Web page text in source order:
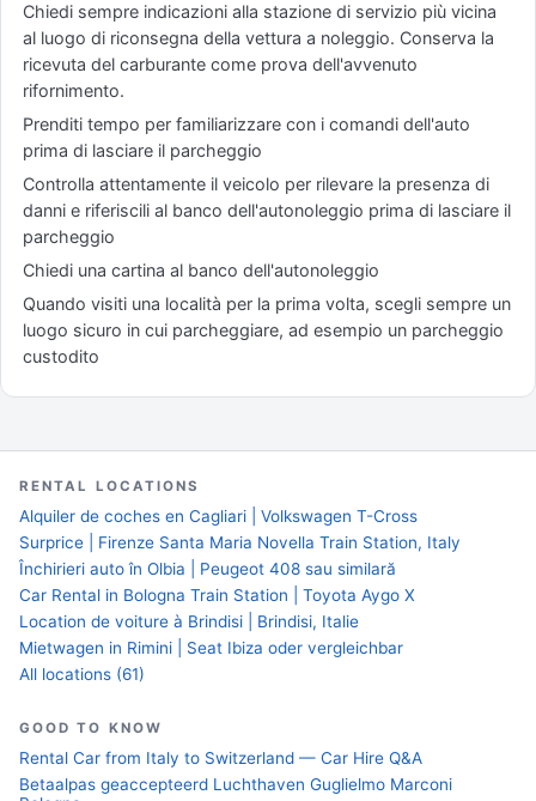
Chiedi sempre indicazioni alla stazione di servizio più vicina
al luogo di riconsegna della vettura a noleggio. Conserva la
ricevuta del carburante come prova dell'avvenuto
rifornimento.
Prenditi tempo per familiarizzare con i comandi dell'auto
prima di lasciare il parcheggio
Controlla attentamente il veicolo per rilevare la presenza di
danni e riferiscili al banco dell'autonoleggio prima di lasciare il
parcheggio
Chiedi una cartina al banco dell'autonoleggio
Quando visiti una località per la prima volta, scegli sempre un
luogo sicuro in cui parcheggiare, ad esempio un parcheggio
custodito
RENTAL LOCATIONS
Alquiler de coches en Cagliari | Volkswagen T-Cross
Surprice | Firenze Santa Maria Novella Train Station, Italy
Închirieri auto în Olbia | Peugeot 408 sau similară
Car Rental in Bologna Train Station | Toyota Aygo X
Location de voiture à Brindisi | Brindisi, Italie
Mietwagen in Rimini | Seat Ibiza oder vergleichbar
All locations (61)
GOOD TO KNOW
Rental Car from Italy to Switzerland — Car Hire Q&A
Betaalpas geaccepteerd Luchthaven Guglielmo Marconi